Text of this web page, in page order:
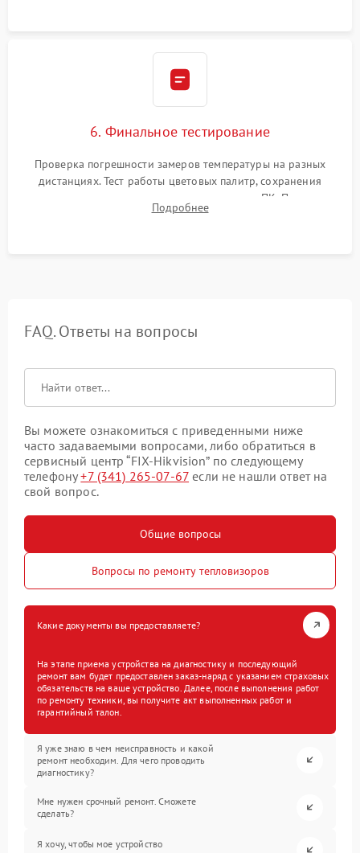
6. Финальное тестирование
Проверка погрешности замеров температуры на разных
дистанциях. Тест работы цветовых палитр, сохранения
термограмм в память и передачи данных на ПК. Проверка
автономности работы и итоговый контроль качества.
Подробнее
FAQ. Ответы на вопросы
Вы можете ознакомиться с приведенными ниже
часто задаваемыми вопросами, либо обратиться в
сервисный центр “FIX-Hikvision” по следующему
телефону+7 (341) 265-07-67 если не нашли ответ на
свой вопрос.
Общие вопросы
Вопросы по ремонту тепловизоров
Какие документы вы предоставляете?
На этапе приема устройства на диагностику и последующий
ремонт вам будет предоставлен заказ-наряд с указанием страховых
обязательств на ваше устройство. Далее, после выполнения работ
по ремонту техники, вы получите акт выполненных работ и
гарантийный талон.
Я уже знаю в чем неисправность и какой
ремонт необходим. Для чего проводить
диагностику?
Мне нужен срочный ремонт. Сможете
сделать?
Я хочу, чтобы мое устройство